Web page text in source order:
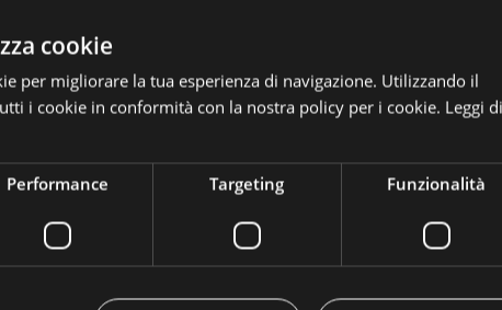
cookie
per migliorare la tua esperienza di navigazione. Utilizzando il
i cookie in conformità con la nostra policy per i cookie. Leggi di
Performance Targeting Funzionalità